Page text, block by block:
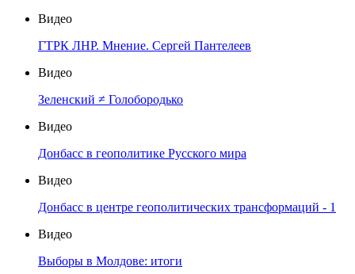
Видео
ГТРК ЛНР. Мнение. Сергей Пантелеев
Видео
Зеленский ≠ Голобородько
Видео
Донбасс в геополитике Русского мира
Видео
Донбасс в центре геополитических трансформаций - 1
Видео
Выборы в Молдове: итоги